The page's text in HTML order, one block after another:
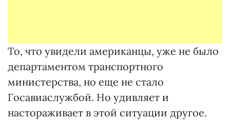
То, что увидели американцы, уже не было
департаментом транспортного
министерства, но еще не стало
Госавиаслужбой. Но удивляет и
настораживает в этой ситуации другое.